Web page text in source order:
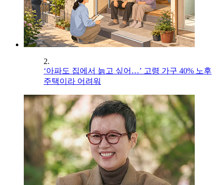
2.
‘아파도 집에서 늙고 싶어…’ 고령 가구 40% 노후
주택이라 어려워